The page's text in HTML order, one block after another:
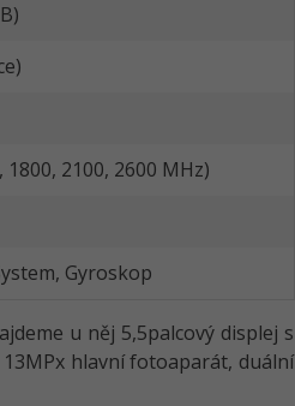
2100, 2600 MHz)
Gyroskop
u něj 5,5palcový displej s
hlavní fotoaparát, duální